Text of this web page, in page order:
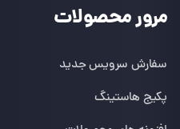
مرور محصولات
سفارش سرویس جدید
پکیج هاستینگ